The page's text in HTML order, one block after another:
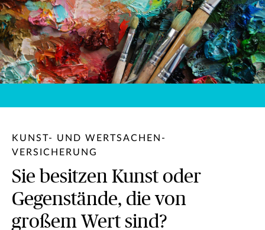
KUNST- UND WERTSACHEN-
VERSICHERUNG
Sie besitzen Kunst oder
Gegenstände, die von
großem Wert sind?